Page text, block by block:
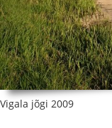
Vigala jõgi 2009